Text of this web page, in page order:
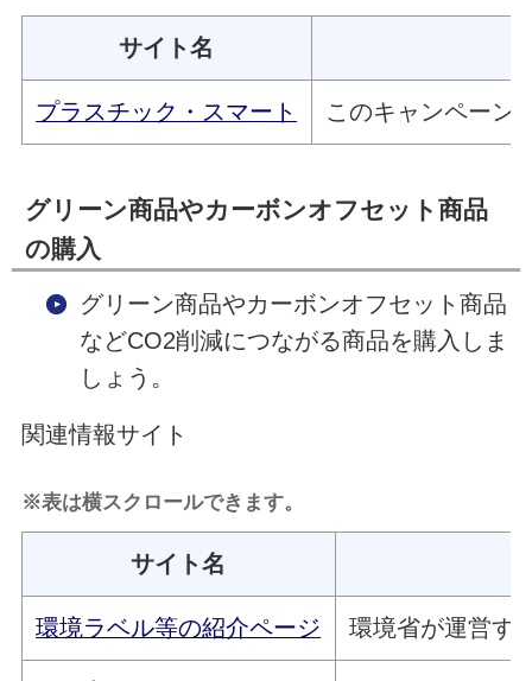
サイト名
プラスチック・スマート このキャンペーン
グリーン商品やカーボンオフセット商品
の購入
グリーン商品やカーボンオフセット商品
などCO2削減につながる商品を購入しま
しょう。
関連情報サイト
※表は横スクロールできます。
サイト名
環境ラベル等の紹介ページ 環境省が運営す